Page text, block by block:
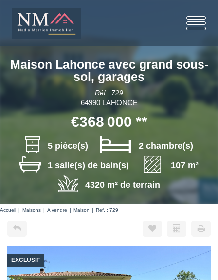
Maison Lahonce avec grand sous-
sol, garages
Réf : 729
64990 LAHONCE
€368 000 **
5 pièce(s)
2 chambre(s)
1 salle(s) de bain(s)
107 m²
4320 m² de terrain
Accueil Maisons A vendre Maison Ref. : 729
EXCLUSIF